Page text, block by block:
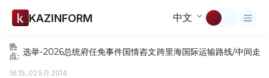
KAZINFORM 中文
热
点: 选举-2026总统府任免事件国情咨文跨里海国际运输路线/中间走廊
16:15, 02 5月 2014